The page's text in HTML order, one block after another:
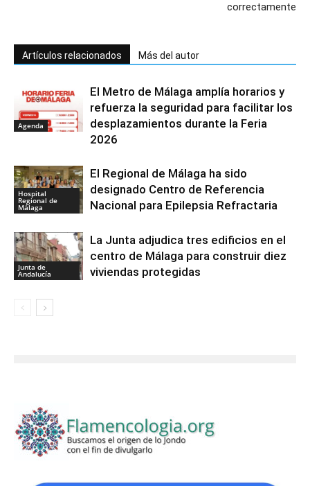
correctamente
Artículos relacionados Más del autor
Agenda
El Metro de Málaga amplía horarios y
refuerza la seguridad para facilitar los
desplazamientos durante la Feria
2026
Hospital
Regional de
Málaga
El Regional de Málaga ha sido
designado Centro de Referencia
Nacional para Epilepsia Refractaria
Junta de
Andalucía
La Junta adjudica tres edificios en el
centro de Málaga para construir diez
viviendas protegidas